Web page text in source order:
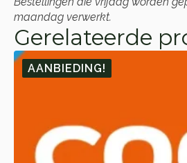
maandag verwerkt.
Gerelateerde
AANBIEDING!